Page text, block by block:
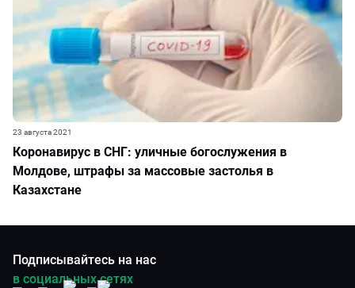
Коронавирус в СНГ: уличные богослужения в
Молдове, штрафы за массовые застолья в
Казахстане
23 августа 2021
Подписывайтесь на нас
в социальных сетях